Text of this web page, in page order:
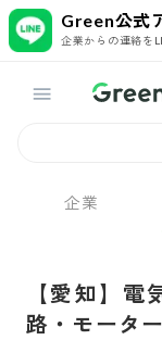
Green公式
企業からの連絡を
企業
【愛知】
路・モータ